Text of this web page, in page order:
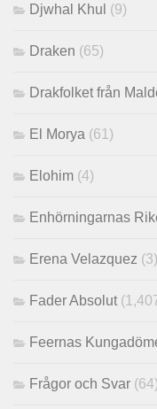
Djwhal Khul (9)
Draken (65)
Drakfolket från
El Morya (61)
Elohim (4)
Enhörningarnas
Erena Velazquez (3)
Fader Absolut
Feernas
Frågor och Svar (64)